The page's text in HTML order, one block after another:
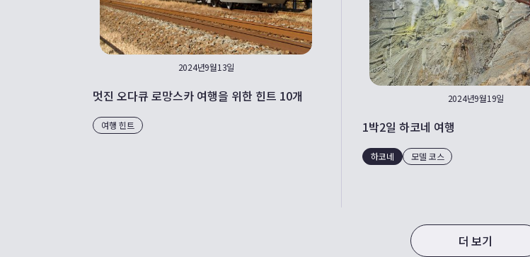
2024년9월13일
멋진 오다큐 로망스카 여행을 위한 힌트 10개
여행 힌트
2024년9월19일
1박2일 하코네 여행
하코네 모델 코스
더 보기